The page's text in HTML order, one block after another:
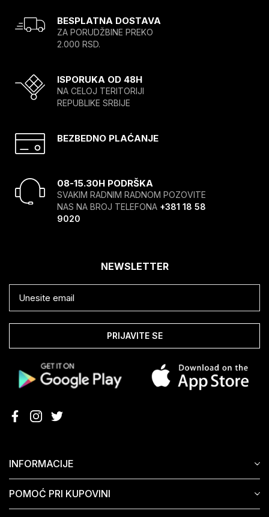
BESPLATNA DOSTAVA
ZA PORUDŽBINE PREKO
2.000 RSD.
ISPORUKA OD 48H
NA CELOJ TERITORIJI
REPUBLIKE SRBIJE
BEZBEDNO PLAĆANJE
08-15.30H PODRŠKA
SVAKIM RADNIM RADNOM POZOVITE
NAS NA BROJ TELEFONA +381 18 58
9020
INFORMACIJE
POMOĆ PRI KUPOVINI
NEWSLETTER
PRIJAVITE SE